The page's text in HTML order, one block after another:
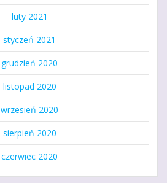
luty 2021
styczeń 2021
grudzień 2020
listopad 2020
wrzesień 2020
sierpień 2020
czerwiec 2020